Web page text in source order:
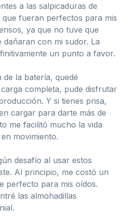
a las salpicaduras de
fueran perfectos para mis
ya que no tuve que
con mi sudor. La
un punto a favor.
la batería, quedé
completa, pude disfrutar
Y si tienes prisa,
cargar para darte más de
me facilitó mucho la vida
movimiento.
desafío al usar estos
Al principio, me costó un
perfecto para mis oídos.
las almohadillas